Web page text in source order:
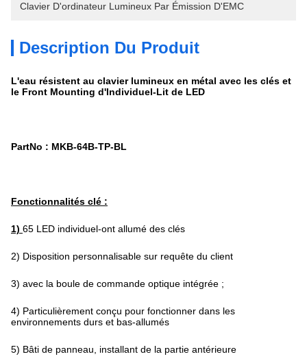
Clavier D'ordinateur Lumineux Par Émission D'EMC
Description Du Produit
L'eau résistent au clavier lumineux en métal avec les clés et
le Front Mounting d'Individuel-Lit de LED
PartNo : MKB-64B-TP-BL
Fonctionnalités clé :
1) 65 LED individuel-ont allumé des clés
2) Disposition personnalisable sur requête du client
3) avec la boule de commande optique intégrée ;
4) Particulièrement conçu pour fonctionner dans les
environnements durs et bas-allumés
5) Bâti de panneau, installant de la partie antérieure